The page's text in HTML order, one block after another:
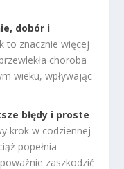
dobór i
to znacznie więcej
choroba
wieku, wpływając
błędy i proste
krok w codziennej
popełnia
zaszkodzić